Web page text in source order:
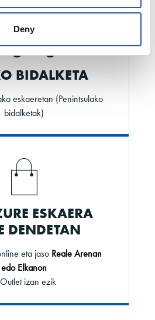
Deny
BIDALKETA
eskaeretan (Penintsulako
bidalketak)
ESKAERA
DENDETAN
eta jaso Reale Arenan
edo Elkanon
izan ezik